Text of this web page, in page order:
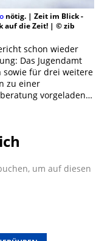
nötig. | Zeit im Blick -
auf die Zeit! | © zib
schon wieder
Das Jugendamt
für drei weitere
zu einer
vorgeladen…
um auf diesen